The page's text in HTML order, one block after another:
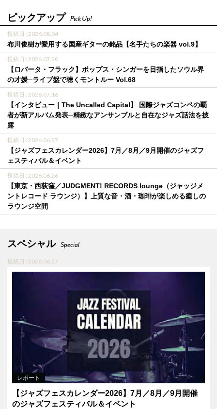
ピックアップ Pick Up!
投稿日 : 2026.08.04
布川俊樹が愛用する国産ギターの銘品【名手たちの楽器 vol.9】
投稿日 : 2026.07.20
【ロバータ・フラック】ポップス・シンガーを目指したソウル界
の才媛─ライブ盤で聴くモントルー Vol.68
投稿日 : 2026.07.16
【インタビュー｜The Uncalled Capital】 国際ジャズコンペの覇
者が新アルバム発表─精緻なアンサンブルと自在なジャズ話法を披
露
投稿日 : 2026.06.27
【ジャズフェスカレンダー2026】7月／8月／9月開催のジャズフ
ェスティバル＆イベント
投稿日 : 2026.06.26
【東京・西荻窪／JUDGMENT! RECORDS lounge（ジャッジメ
ントレコード ラウンジ）】上質な音・酒・珈琲が楽しめる癒しの
ラウンジ空間
スペシャル Special
投稿日 : 2026.06.27
レポート
【ジャズフェスカレンダー2026】7月／8月／9月開催
のジャズフェスティバル＆イベント